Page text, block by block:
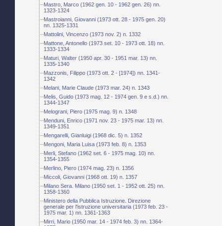
Mastro, Marco (1962 gen. 10 - 1962 gen. 26) nn.
1323-1324
Mastroianni, Giovanni (1973 ott. 28 - 1975 gen. 20)
nn. 1325-1331
Mattolini, Vincenzo (1973 nov. 2) n. 1332
Mattone, Antonello (1973 set. 10 - 1973 ott. 18) nn.
1333-1334
Maturi, Walter (1950 apr. 30 - 1951 mar. 13) nn.
1335-1340
Mazzonis, Filippo (1973 ott. 2 - [1974]) nn. 1341-
1342
Melani, Marie Claude (1973 mar. 24) n. 1343
Melis, Guido (1973 mag. 12 - 1974 gen. 9 e s.d.) nn.
1344-1347
Melograni, Piero (1975 mag. 9) n. 1348
Menduni, Enrico (1971 nov. 23 - 1975 mar. 13) nn.
1349-1351
Mengarelli, Gianluigi (1968 dic. 5) n. 1352
Mengoni, Maria Luisa (1973 feb. 8) n. 1353
Merli, Stefano (1962 set. 6 - 1975 mag. 10) nn.
1354-1355
Merlino, Piero (1974 mag. 23) n. 1356
Miccoli, Giovanni (1968 ott. 19) n. 1357
Milano Sera. Milano (1950 set. 1 - 1952 ott. 25) nn.
1358-1360
Ministero della Pubblica Istruzione. Direzione
generale per l'istruzione universitaria (1973 feb. 23 -
1975 mar. 1) nn. 1361-1363
Mirri, Mario (1950 mar. 14 - 1974 feb. 3) nn. 1364-